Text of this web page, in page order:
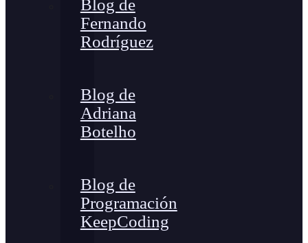
Blog de
Fernando
Rodríguez
Blog de
Adriana
Botelho
Blog de
Programación
KeepCoding